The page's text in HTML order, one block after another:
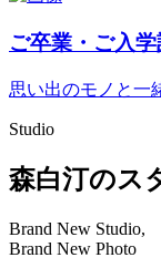
ご卒業・ご入
思い出のモノと一
Studio
森白汀のス
Brand New Studio,
Brand New Photo